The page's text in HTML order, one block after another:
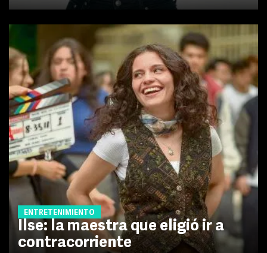
ENTRETENIMIENTO
Ilse: la maestra que eligió ir a
contracorriente